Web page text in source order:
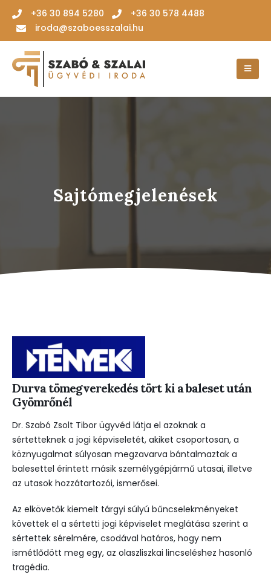
‭+36 30 894 5280‬
+36 30 578 4488
iroda@szaboesszalai.hu
Sajtómegjelenések
Durva tömegverekedés tört ki a baleset után
Gyömrőnél
Dr. Szabó Zsolt Tibor ügyvéd látja el azoknak a
sértetteknek a jogi képviseletét, akiket csoportosan, a
köznyugalmat súlyosan megzavarva bántalmaztak a
balesettel érintett másik személygépjármű utasai, illetve
az utasok hozzátartozói, ismerősei.
Az elkövetők kiemelt tárgyi súlyú bűncselekményeket
követtek el a sértetti jogi képviselet meglátása szerint a
sértettek sérelmére, csodával határos, hogy nem
ismétlődött meg egy, az olaszliszkai lincseléshez hasonló
tragédia.